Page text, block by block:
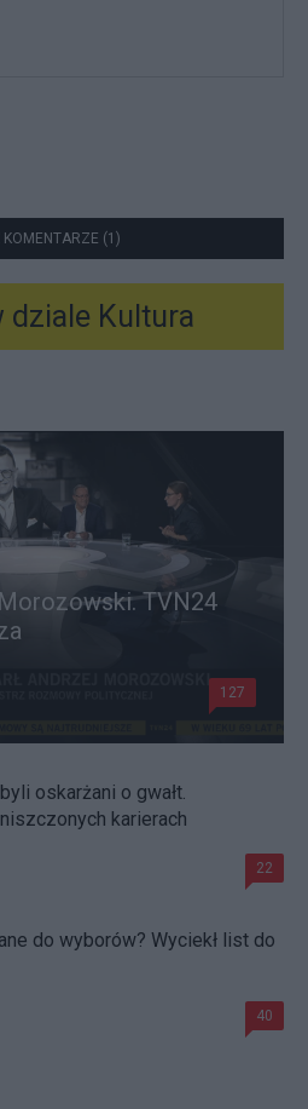
KOMENTARZE (1)
dziale Kultura
TVN24
127
oskarżani o gwałt.
karierach
22
do wyborów? Wyciekł list do
40